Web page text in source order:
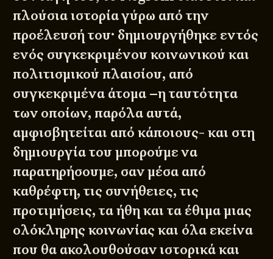
πλούσια ιστορία γύρω από την
προέλευσή του· δημιουργήθηκε εντός
ενός συγκεκριμένου κοινωνικού και
πολιτισμικού πλαισίου, από
συγκεκριμένα άτομα –η ταυτότητα
των οποίων, παρόλα αυτά,
αμφισβητείται από κάποιους- και στη
δημιουργία του μπορούμε να
παρατηρήσουμε, σαν μέσα από
καθρέφτη, τις συνήθειες, τις
προτιμήσεις, τα ήθη και τα έθιμα μιας
ολόκληρης κοινωνίας και όλα εκείνα
που θα ακολουθούσαν ιστορικά και